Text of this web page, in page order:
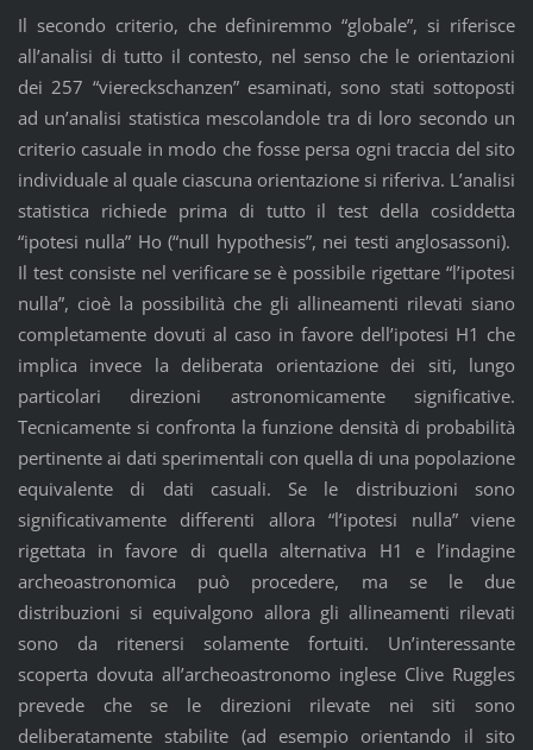
Il secondo criterio, che definiremmo “globale”, si riferisce
all’analisi di tutto il contesto, nel senso che le orientazioni
dei 257 “viereckschanzen” esaminati, sono stati sottoposti
ad un’analisi statistica mescolandole tra di loro secondo un
criterio casuale in modo che fosse persa ogni traccia del sito
individuale al quale ciascuna orientazione si riferiva. L’analisi
statistica richiede prima di tutto il test della cosiddetta
“ipotesi nulla” Ho (“null hypothesis”, nei testi anglosassoni).
Il test consiste nel verificare se è possibile rigettare “l’ipotesi
nulla”, cioè la possibilità che gli allineamenti rilevati siano
completamente dovuti al caso in favore dell’ipotesi H1 che
implica invece la deliberata orientazione dei siti, lungo
particolari direzioni astronomicamente significative.
Tecnicamente si confronta la funzione densità di probabilità
pertinente ai dati sperimentali con quella di una popolazione
equivalente di dati casuali. Se le distribuzioni sono
significativamente differenti allora “l’ipotesi nulla” viene
rigettata in favore di quella alternativa H1 e l’indagine
archeoastronomica può procedere, ma se le due
distribuzioni si equivalgono allora gli allineamenti rilevati
sono da ritenersi solamente fortuiti. Un’interessante
scoperta dovuta all’archeoastronomo inglese Clive Ruggles
prevede che se le direzioni rilevate nei siti sono
deliberatamente stabilite (ad esempio orientando il sito